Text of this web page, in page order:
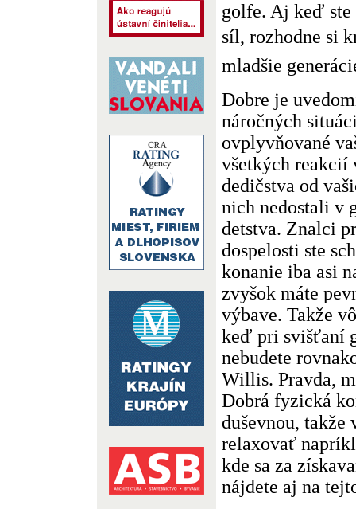
golfe. Aj keď ste
síl, rozhodne si
mladšie
Dobre je
náročných
ovplyvňované
všetkých reakcií
dedičstva od
nich nedostali v
detstva. Znalci
dospelosti ste
konanie iba asi
zvyšok máte
výbave. Takže
keď pri svišťaní
nebudete
Willis. Pravda,
Dobrá fyzická
duševnou, takže
relaxovať
kde sa za
nájdete aj na